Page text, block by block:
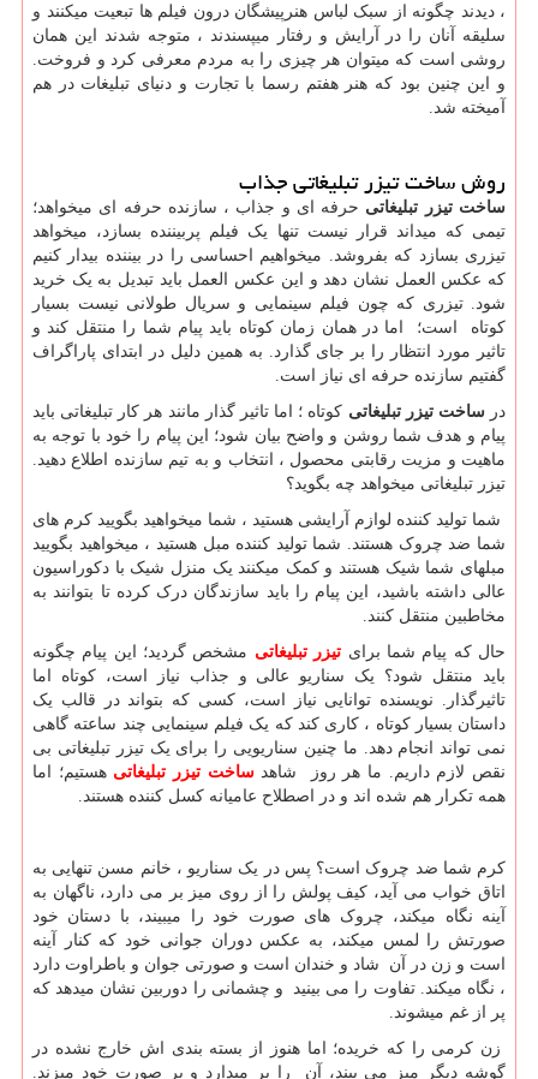
، دیدند چگونه از سبک لباس هنرپیشگان درون فیلم ها تبعیت میکنند و
سلیقه آنان را در آرایش و رفتار میپسندند ، متوجه شدند این همان
روشی است که میتوان هر چیزی را به مردم معرفی کرد و فروخت.
و این چنین بود که هنر هفتم رسما با تجارت و دنیای تبلیغات در هم
آمیخته شد.
روش ساخت تیزر تبلیغاتی جذاب
ساخت تیزر تبلیغاتی حرفه ای و جذاب ، سازنده حرفه ای میخواهد؛
تیمی که میداند قرار نیست تنها یک فیلم پربیننده بسازد، میخواهد
تیزری بسازد که بفروشد. میخواهیم احساسی را در بیننده بیدار کنیم
که عکس العمل نشان دهد و این عکس العمل باید تبدیل به یک خرید
شود. تیزری که چون فیلم سینمایی و سریال طولانی نیست بسیار
کوتاه است؛ اما در همان زمان کوتاه باید پیام شما را منتقل کند و
تاثیر مورد انتظار را بر جای گذارد. به همین دلیل در ابتدای پاراگراف
گفتیم سازنده حرفه ای نیاز است.
درساخت تیزر تبلیغاتی کوتاه ؛ اما تاثیر گذار مانند هر کار تبلیغاتی باید
پیام و هدف شما روشن و واضح بیان شود؛ این پیام را خود با توجه به
ماهیت و مزیت رقابتی محصول ، انتخاب و به تیم سازنده اطلاع دهید.
تیزر تبلیغاتی میخواهد چه بگوید؟
شما تولید کننده لوازم آرایشی هستید ، شما میخواهید بگویید کرم های
شما ضد چروک هستند. شما تولید کننده مبل هستید ، میخواهید بگویید
مبلهای شما شیک هستند و کمک میکنند یک منزل شیک با دکوراسیون
عالی داشته باشید، این پیام را باید سازندگان درک کرده تا بتوانند به
مخاطبین منتقل کنند.
حال که پیام شما برای تیزر تبلیغاتی مشخص گردید؛ این پیام چگونه
باید منتقل شود؟ یک سناریو عالی و جذاب نیاز است، کوتاه اما
تاثیرگذار. نویسنده توانایی نیاز است، کسی که بتواند در قالب یک
داستان بسیار کوتاه ، کاری کند که یک فیلم سینمایی چند ساعته گاهی
نمی تواند انجام دهد. ما چنین سناریویی را برای یک تیزر تبلیغاتی بی
نقص لازم داریم. ما هر روز شاهدساخت تیزر تبلیغاتی هستیم؛ اما
همه تکرار هم شده اند و در اصطلاح عامیانه کسل کننده هستند.
کرم شما ضد چروک است؟ پس در یک سناریو ، خانم مسن تنهایی به
اتاق خواب می آید، کیف پولش را از روی میز بر می دارد، ناگهان به
آینه نگاه میکند، چروک های صورت خود را میبیند، با دستان خود
صورتش را لمس میکند، به عکس دوران جوانی خود که کنار آینه
است و زن در آن شاد و خندان است و صورتی جوان و باطراوت دارد
، نگاه میکند. تفاوت را می بینید و چشمانی را دوربین نشان میدهد که
پر از غم میشوند.
زن کرمی را که خریده؛ اما هنوز از بسته بندی اش خارج نشده در
گوشه دیگر میز می بیند، آن را بر میدارد و بر صورت خود میزند.